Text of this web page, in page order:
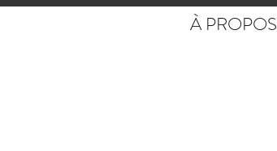
À PROPOS